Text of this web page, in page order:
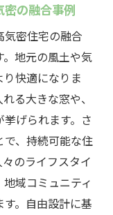
の融合事例
密住宅の融合
地元の風土や気
快適になりま
る大きな窓や、
げられます。さ
、持続可能な住
のライフスタイ
域コミュニティ
。自由設計に基